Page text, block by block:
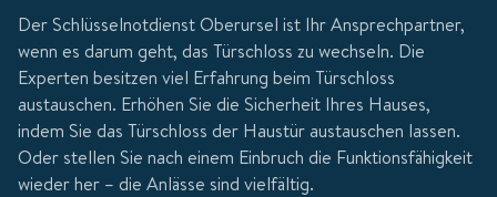
Der Schlüsselnotdienst Oberursel ist Ihr Ansprechpartner,
wenn es darum geht, das Türschloss zu wechseln. Die
Experten besitzen viel Erfahrung beim Türschloss
austauschen. Erhöhen Sie die Sicherheit Ihres Hauses,
indem Sie das Türschloss der Haustür austauschen lassen.
Oder stellen Sie nach einem Einbruch die Funktionsfähigkeit
wieder her – die Anlässe sind vielfältig.